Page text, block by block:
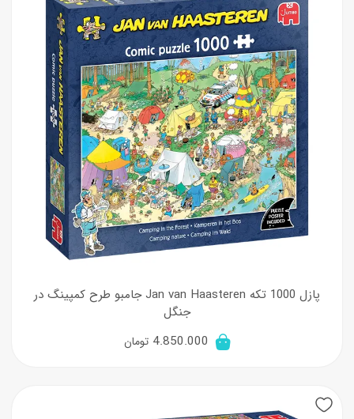
پازل 1000 تکه Jan van Haasteren جامبو طرح کمپینگ در
جنگل
4.850.000 تومان